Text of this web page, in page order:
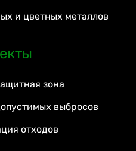
и цветных металлов
зона
выбросов
отходов